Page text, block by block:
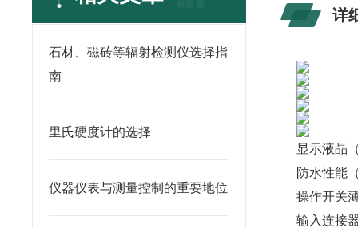
石材、磁砖等辐射检测仪选择指
南
里氏硬度计的选择
仪器仪表与测量控制的重要地位
详
显示液晶
防水性能
操作开关
输入连接